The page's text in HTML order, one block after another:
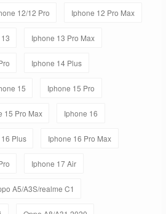
12/12 Pro Iphone 12 Pro Max
Iphone 13 Pro Max
Iphone 14 Plus
15 Iphone 15 Pro
15 Pro Max Iphone 16
Plus Iphone 16 Pro Max
Iphone 17 Air
A5/A3S/realme C1